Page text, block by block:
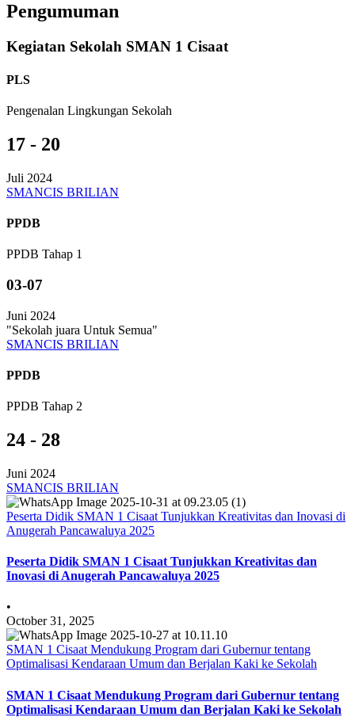
Pengumuman
Kegiatan Sekolah SMAN 1 Cisaat
PLS
Pengenalan Lingkungan Sekolah
17 - 20
Juli 2024
SMANCIS BRILIAN
PPDB
PPDB Tahap 1
03-07
Juni 2024
"Sekolah juara Untuk Semua"
SMANCIS BRILIAN
PPDB
PPDB Tahap 2
24 - 28
Juni 2024
SMANCIS BRILIAN
Peserta Didik SMAN 1 Cisaat Tunjukkan Kreativitas dan Inovasi di
Anugerah Pancawaluya 2025
Peserta Didik SMAN 1 Cisaat Tunjukkan Kreativitas dan
Inovasi di Anugerah Pancawaluya 2025
•
October 31, 2025
SMAN 1 Cisaat Mendukung Program dari Gubernur tentang
Optimalisasi Kendaraan Umum dan Berjalan Kaki ke Sekolah
SMAN 1 Cisaat Mendukung Program dari Gubernur tentang
Optimalisasi Kendaraan Umum dan Berjalan Kaki ke Sekolah